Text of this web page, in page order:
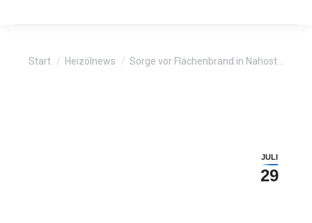
Sie befinden sich hier:
Start Heizölnews Sorge vor Flächenbrand in Nahost…
JULI
29